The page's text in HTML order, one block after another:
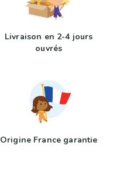
Livraison en 2-4 jours
ouvrés
Origine France garantie